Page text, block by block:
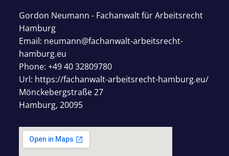
Gordon Neumann - Fachanwalt für Arbeitsrecht
Hamburg
Email: neumann@fachanwalt-arbeitsrecht-
hamburg.eu
Phone:+49 40 32809780
Url: https://fachanwalt-arbeitsrecht-hamburg.eu/
Mönckebergstraße 27
Hamburg,20095